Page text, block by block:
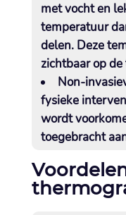
met vocht en
temperatuur
delen.​ Deze
zichtbaar op
Non-
fysieke
wordt
toegebracht